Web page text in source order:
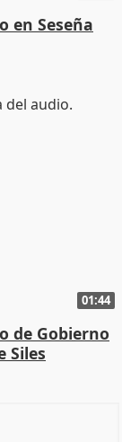
en Seseña
01:44
de Gobierno
Siles